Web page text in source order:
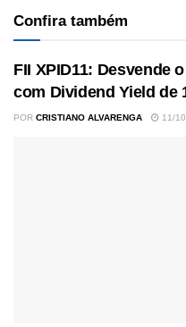
Confira também
FII XPID11: Desvende
com Dividend Yield de
POR CRISTIANO ALVARENGA 11/